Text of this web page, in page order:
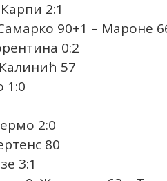
2:1
90+1 – Мароне
0:2
57
1:0
2:0
80
3:1